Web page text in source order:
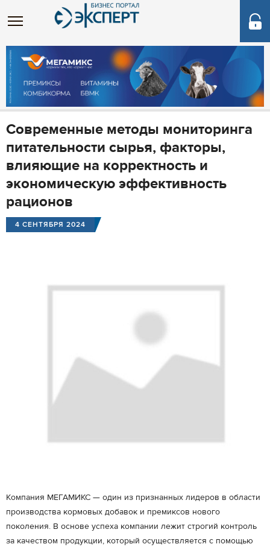
Современные методы мониторинга
питательности сырья, факторы,
влияющие на корректность и
экономическую эффективность
рационов
4 СЕНТЯБРЯ 2024
Компания МЕГАМИКС — один из признанных лидеров в области
производства кормовых добавок и премиксов нового
поколения. В основе успеха компании лежит строгий контроль
за качеством продукции, который осуществляется с помощью